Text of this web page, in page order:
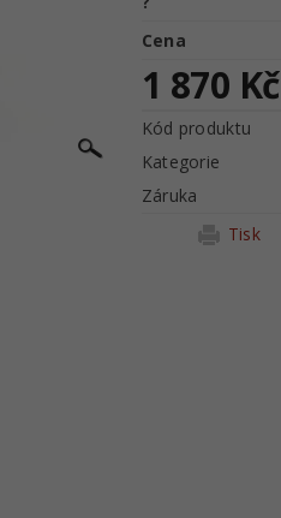
Cena
1 870 Kč
Kód produktu
Kategorie
Záruka
Tisk